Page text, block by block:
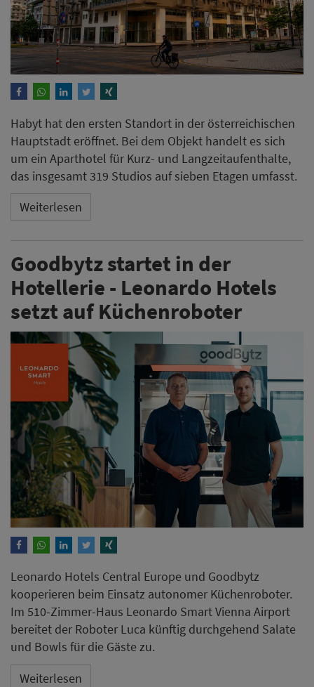
Habyt hat den ersten Standort in der österreichischen
Hauptstadt eröffnet. Bei dem Objekt handelt es sich
um ein Aparthotel für Kurz- und Langzeitaufenthalte,
das insgesamt 319 Studios auf sieben Etagen umfasst.
Weiterlesen
Goodbytz startet in der
Hotellerie - Leonardo Hotels
setzt auf Küchenroboter
Leonardo Hotels Central Europe und Goodbytz
kooperieren beim Einsatz autonomer Küchenroboter.
Im 510-Zimmer-Haus Leonardo Smart Vienna Airport
bereitet der Roboter Luca künftig durchgehend Salate
und Bowls für die Gäste zu.
Weiterlesen